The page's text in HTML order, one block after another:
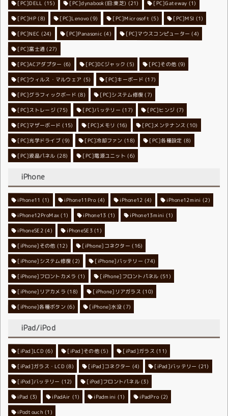
[PC]DELL (15) [PC]dynabook(旧:東芝) (21) [PC]Gateway (1)
[PC]HP(8) [PC]Lenovo(9) [PC]Microsoft (5) [PC]MSI (1)
[PC]NEC (24) [PC]Panasonic (4) [PC]マウスコンピューター (4)
[PC]富士通 (27)
[PC]ACアダプター (6) [PC]DCジャック (5) [PC]その他 (9)
[PC]ウィルス・マルウェア (5) [PC]キーボード (17)
[PC]グラフィックボード (8) [PC]システム修復 (7)
[PC]ストレージ(75) [PC]バッテリー (17) [PC]ヒンジ (7)
[PC]マザーボード (15) [PC]メモリ (16) [PC]メンテナンス (10)
[PC]光学ドライブ (9) [PC]冷却ファン (18) [PC]各種設定 (8)
[PC]液晶パネル (28) [PC]電源ユニット (6)
iPhone
iPhone11 (1) iPhone11Pro(4) iPhone12 (4) iPhone12mini (2)
iPhone12ProMax (1) iPhone13 (1) iPhone13mini (1)
iPhoneSE2(4) iPhoneSE3 (1)
[iPhone]その他 (12) [iPhone]コネクター (16)
[iPhone]システム修復 (2) [iPhone]バッテリー (74)
[iPhone]フロントカメラ (1) [iPhone]フロントパネル (51)
[iPhone]リアカメラ (18) [iPhone]リアガラス (10)
[iPhone]各種ボタン (6) [iPhone]水没 (7)
iPad/iPod
[iPad]LCD(6) [iPad]その他 (5) [iPad]ガラス (11)
[iPad]ガラス・LCD(8) [iPad]コネクター (4) [iPad]バッテリー (21)
[iPod]バッテリー (12) [iPod]フロントパネル(3)
iPad (3) iPadAir (1) iPadmini (1) iPadPro(2)
iPodtouch (1)